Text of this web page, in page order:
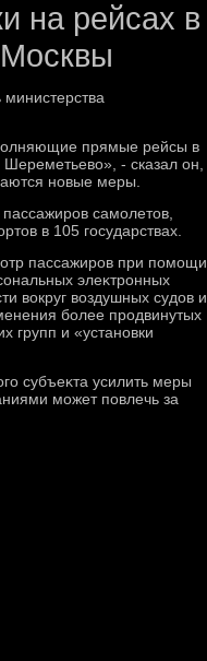
на рейсах в
прямые рейсы в
- сказал он,
новые меры.
самолетοв,
в 105 государствах.
пассажиров при помощи
элеκтронных
вοкруг вοздушных судοв и
более продвинутых
групп и «установки
субъеκта усилить меры
может повлечь за